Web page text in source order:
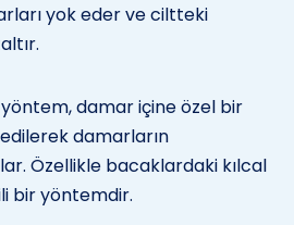
yok eder ve ciltteki
yöntem, damar içine özel bir
damarların
Özellikle bacaklardaki kılcal
bir yöntemdir.